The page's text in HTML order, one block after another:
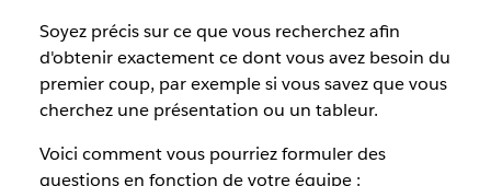
Soyez précis sur ce que vous recherchez afin
d'obtenir exactement ce dont vous avez besoin du
premier coup, par exemple si vous savez que vous
cherchez une présentation ou un tableur.
Voici comment vous pourriez formuler des
questions en fonction de votre équipe :